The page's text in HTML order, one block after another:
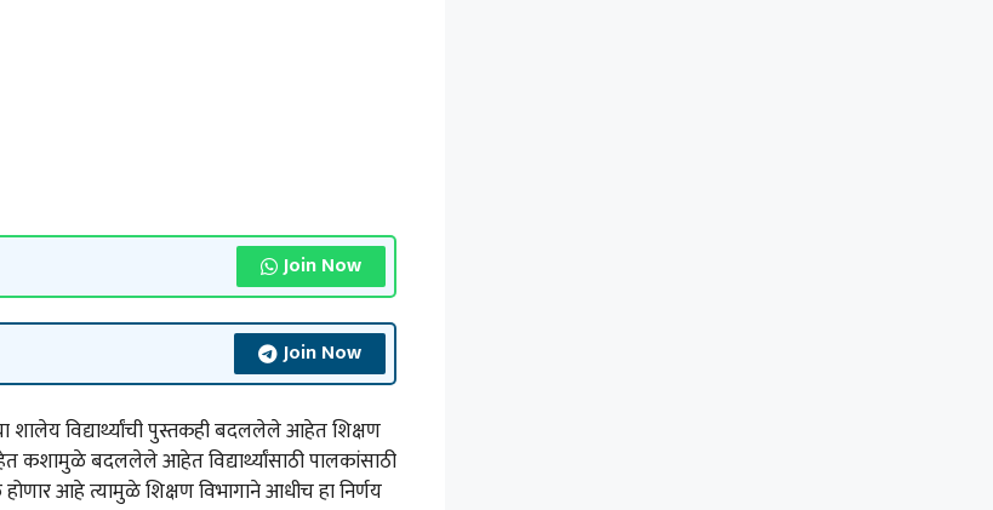
Join Now
Join Now
शालेय विद्यार्थ्यांची पुस्तकही बदललेले आहेत शिक्षण
कशामुळे बदललेले आहेत विद्यार्थ्यांसाठी पालकांसाठी
आहे त्यामुळे शिक्षण विभागाने आधीच हा निर्णय